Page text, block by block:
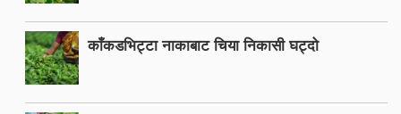
काँकडभिट्टा नाकाबाट चिया निकासी घट्दो